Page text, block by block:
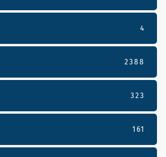
4
2388
323
161